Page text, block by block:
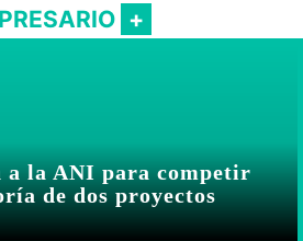
a la ANI para competir
de dos proyectos